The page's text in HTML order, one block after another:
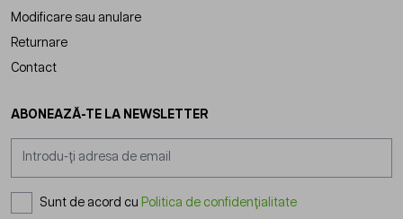
Modificare sau anulare
Returnare
Contact
ABONEAZĂ-TE LA NEWSLETTER
Sunt de acord cu Politica de confidențialitate